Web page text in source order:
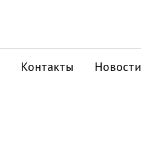
Контакты Новости